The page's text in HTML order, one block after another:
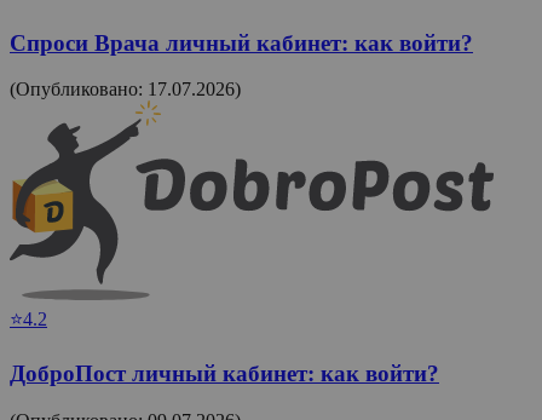
Спроси Врача личный кабинет: как войти?
(Опубликовано: 17.07.2026)
⭐4.2
ДоброПост личный кабинет: как войти?